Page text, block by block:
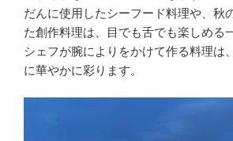
だんに使用したシーフード料理や、秋
た創作料理は、目でも舌でも楽しめる
シェフが腕によりをかけて作る料理は
に華やかに彩ります。